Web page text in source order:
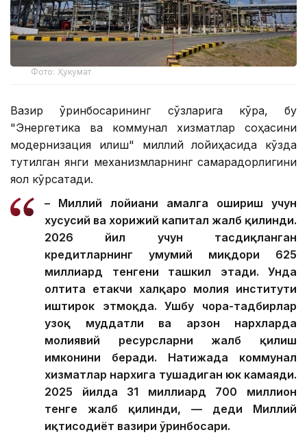
Фото: Ҳукумат
Вазир ўринбосарининг сўзларига кўра, бу
"Энергетика ва коммунал хизматлар соҳасини
модернизация қилиш" миллий лойиҳасида кўзда
тутилган янги механизмларнинг самарадорлигини
яққол кўрсатади.
– Миллий лойиҳани амалга ошириш учун
хусусий ва хорижий капитал жалб қилинди.
2026 йил учун тасдиқланган
кредитларнинг умумий миқдори 625
миллиард тенгени ташкил этади. Унда
олтита етакчи халқаро молия институти
иштирок этмоқда. Ушбу чора-тадбирлар
узоқ муддатли ва арзон нархларда
молиявий ресурсларни жалб қилиш
имконини беради. Натижада коммунал
хизматлар нархига тушадиган юк камаяди.
2025 йилда 31 миллиард 700 миллион
тенге жалб қилинди, — деди Миллий
иқтисодиёт вазири ўринбосари.